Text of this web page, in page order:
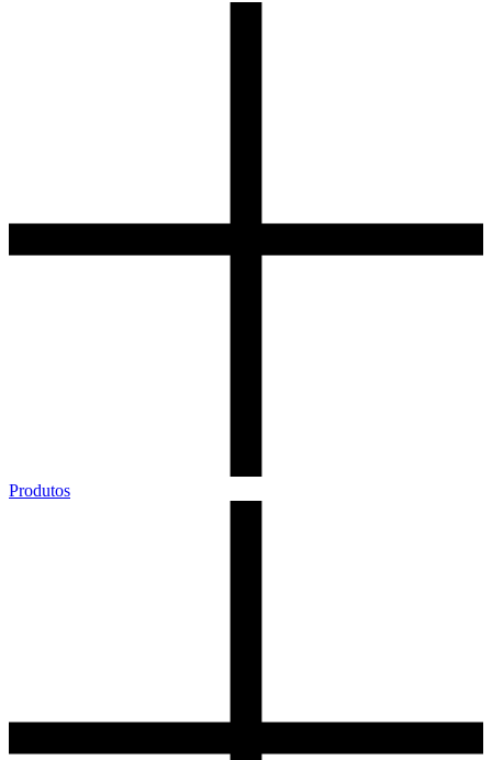
Produtos